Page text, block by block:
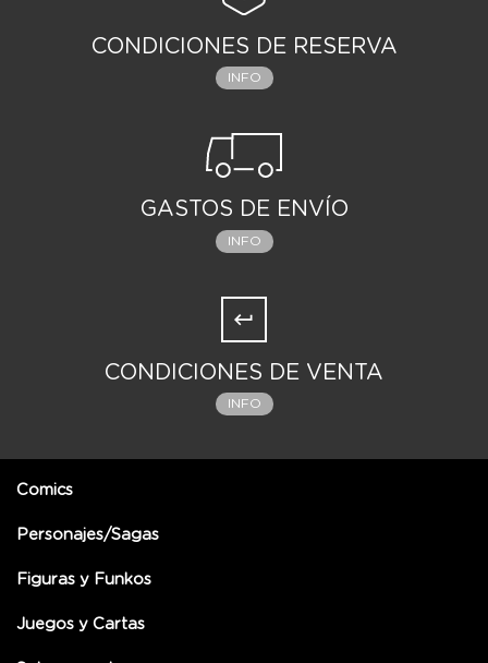
CONDICIONES DE RESERVA
INFO
GASTOS DE ENVÍO
INFO
CONDICIONES DE VENTA
INFO
Comics
Personajes/Sagas
Figuras y Funkos
Juegos y Cartas